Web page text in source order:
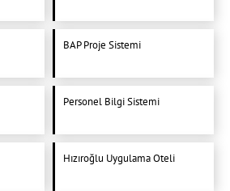
BAP Proje Sistemi
Personel Bilgi Sistemi
Hızıroğlu Uygulama Oteli